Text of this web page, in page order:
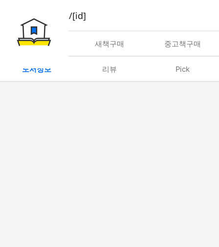
book/rent/[id]
대여 새책구매 중고책구매
도서정보 리뷰 Pick